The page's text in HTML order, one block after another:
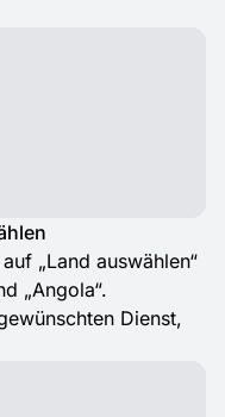
„Land auswählen“
„Angola“.
Dienst,